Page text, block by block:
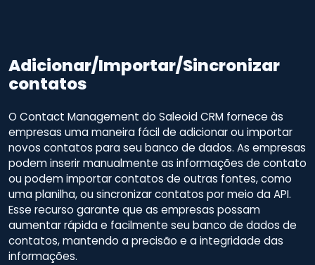
Adicionar/Importar/Sincronizar
contatos
O Contact Management do Saleoid CRM fornece às
empresas uma maneira fácil de adicionar ou importar
novos contatos para seu banco de dados. As empresas
podem inserir manualmente as informações de contato
ou podem importar contatos de outras fontes, como
uma planilha, ou sincronizar contatos por meio da API.
Esse recurso garante que as empresas possam
aumentar rápida e facilmente seu banco de dados de
contatos, mantendo a precisão e a integridade das
informações.